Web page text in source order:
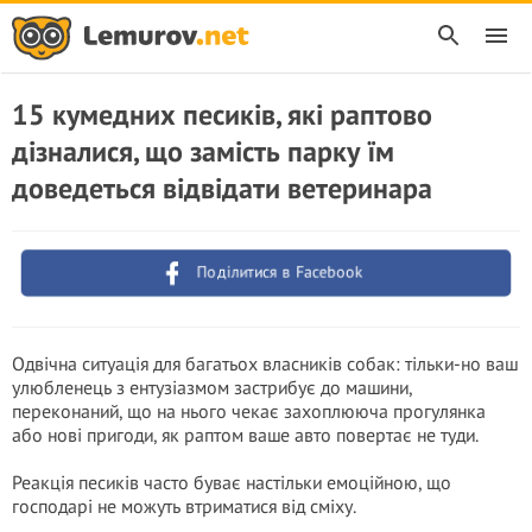
15 кумедних песиків, які раптово
дізналися, що замість парку їм
доведеться відвідати ветеринара
Поділитися в Facebook
Одвічна ситуація для багатьох власників собак: тільки-но ваш
улюбленець з ентузіазмом застрибує до машини,
переконаний, що на нього чекає захоплююча прогулянка
або нові пригоди, як раптом ваше авто повертає не туди.
Реакція песиків часто буває настільки емоційною, що
господарі не можуть втриматися від сміху.